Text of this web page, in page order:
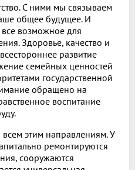
С ними мы связываем
общее будущее. И
все возможное для
Здоровье, качество и
развитие
семейных ценностей
государственной
обращено на
воспитание
этим направлениям. У
ремонтируются
сооружаются